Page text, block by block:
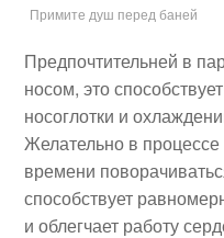
Примите душ перед баней
Предпочтительней в
носом, это
носоглотки и
Желательно в
времени
способствует
и облегчает работу